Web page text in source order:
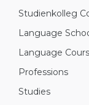
Studienkolleg
Language
Language
Professions
Studies